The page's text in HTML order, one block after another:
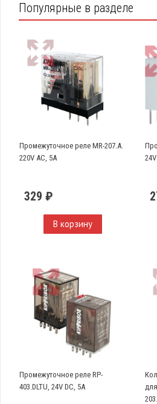
Популярные в разделе
Промежуточное реле MR-207.A.
220V AC, 5A
329 ₽
В корзину
Промежуточное реле RP-
403.DLTU, 24V DC, 5A